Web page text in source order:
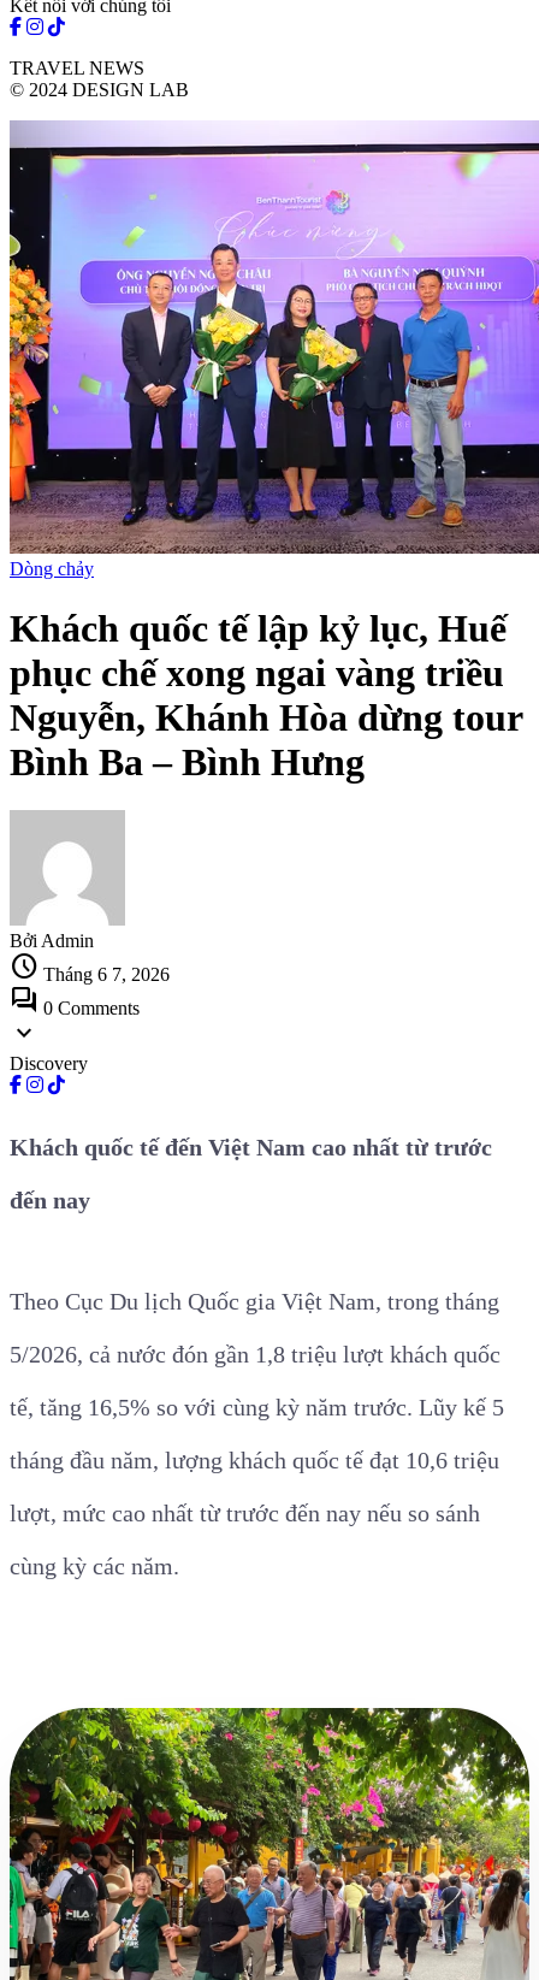
Kết nối với chúng tôi
TRAVEL NEWS
© 2024 DESIGN LAB
Dòng chảy
Khách quốc tế lập kỷ lục, Huế
phục chế xong ngai vàng triều
Nguyễn, Khánh Hòa dừng tour
Bình Ba – Bình Hưng
Bởi Admin
schedule Tháng 6 7, 2026
forum 0 Comments
expand_more
Discovery
Khách quốc tế đến Việt Nam cao nhất từ trước
đến nay
Theo Cục Du lịch Quốc gia Việt Nam, trong tháng
5/2026, cả nước đón gần 1,8 triệu lượt khách quốc
tế, tăng 16,5% so với cùng kỳ năm trước. Lũy kế 5
tháng đầu năm, lượng khách quốc tế đạt 10,6 triệu
lượt, mức cao nhất từ trước đến nay nếu so sánh
cùng kỳ các năm.